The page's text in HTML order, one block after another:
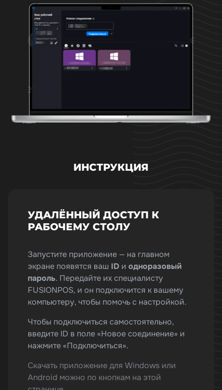
ИНСТРУКЦИЯ
УДАЛЁННЫЙ ДОСТУП К
РАБОЧЕМУ СТОЛУ
Запустите приложение — на главном
экране появятся ваш ID и одноразовый
пароль. Передайте их специалисту
FUSIONPOS, и он подключится к вашему
компьютеру, чтобы помочь с настройкой.
Чтобы подключиться самостоятельно,
введите ID в поле «Новое соединение» и
нажмите «Подключиться».
Скачать приложение для Windows или
Android можно по кнопкам на этой